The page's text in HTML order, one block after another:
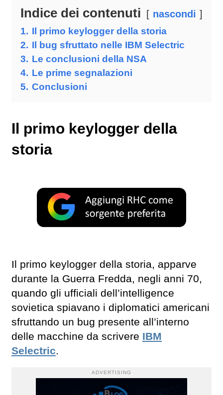
Indice dei contenuti nascondi
1. Il primo keylogger della storia
2. Il bug sfruttato nelle IBM Selectric
3. Le conclusioni della NSA
4. Le prime segnalazioni
5. Conclusioni
Il primo keylogger della
storia
Il primo keylogger della storia, apparve
durante la Guerra Fredda, negli anni 70,
quando gli ufficiali dell’intelligence
sovietica spiavano i diplomatici americani
sfruttando un bug presente all’interno
delle macchine da scrivere IBM
Selectric.
ADVERTISING